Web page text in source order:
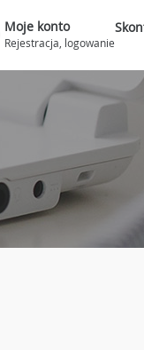
Moje konto
Rejestracja, logowanie